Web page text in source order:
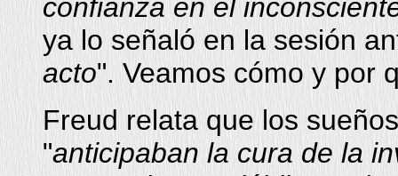
confianza en el
ya lo señaló en la sesión
acto". Veamos cómo y por
Freud relata que los
"anticipaban la cura de la